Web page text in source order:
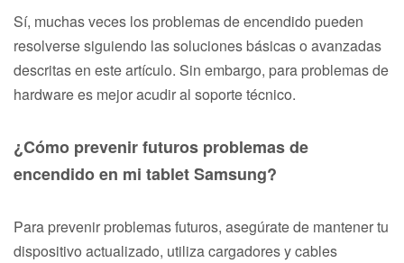
Sí, muchas veces los problemas de encendido pueden
resolverse siguiendo las soluciones básicas o avanzadas
descritas en este artículo. Sin embargo, para problemas de
hardware es mejor acudir al soporte técnico.
¿Cómo prevenir futuros problemas de
encendido en mi tablet Samsung?
Para prevenir problemas futuros, asegúrate de mantener tu
dispositivo actualizado, utiliza cargadores y cables